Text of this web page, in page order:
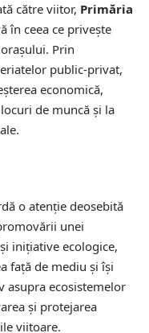
către viitor, Primăria
în ceea ce privește
Prin
public-privat,
economică,
de muncă și la
o atenție deosebită
unei
inițiative ecologice,
față de mediu și își
asupra ecosistemelor
și protejarea
viitoare.